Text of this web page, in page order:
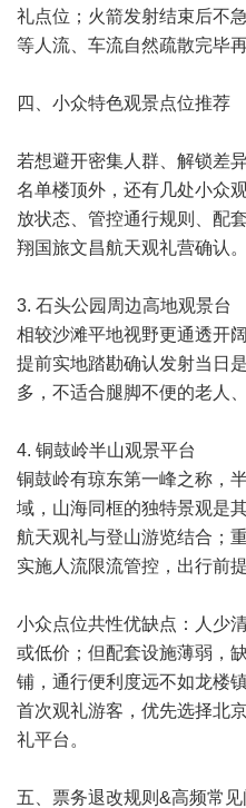
礼点位；火箭发射结束后不
等人流、车流自然疏散完毕
四、小众特色观景点位推荐
若想避开密集人群、解锁差
名单楼顶外，还有几处小众
放状态、管控通行规则、配
翔国旅文昌航天观礼营确认。
3. 石头公园周边高地观景台
相较沙滩平地视野更通透开
提前实地踏勘确认发射当日
多，不适合腿脚不便的老人
4. 铜鼓岭半山观景平台
铜鼓岭有琼东第一峰之称，
域，山海同框的独特景观是
航天观礼与登山游览结合；
实施人流限流管控，出行前
小众点位共性优缺点：人少
或低价；但配套设施薄弱，
铺，通行便利度远不如龙楼
首次观礼游客，优先选择北
礼平台。
五、票务退改规则&高频常见